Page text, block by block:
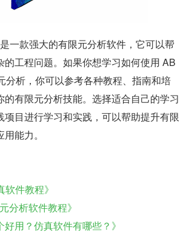
一款强大的有限元分析软件，它可以帮
的工程问题。如果你想学习如何使用 AB
分析，你可以参考各种教程、指南和培
的有限元分析技能。选择适合自己的学习
项目进行学习和实践，可以帮助提升有限
能力。
软件教程》
分析软件教程》
好用？仿真软件有哪些？》